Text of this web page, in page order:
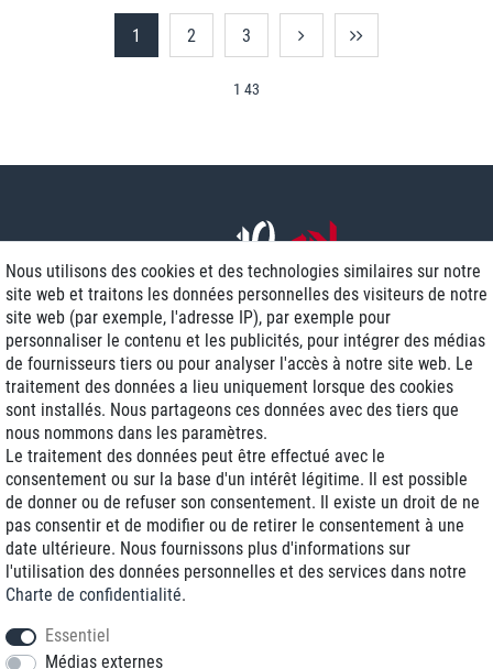
1 2 3
1 43
Livraison J+1
Frais d'expédition réduits
Reconditionnée avec garantie
+33 1 70 99 07 94 *
Nous utilisons des cookies et des technologies similaires sur notre
site web et traitons les données personnelles des visiteurs de notre
site web (par exemple, l'adresse IP), par exemple pour
personnaliser le contenu et les publicités, pour intégrer des médias
de fournisseurs tiers ou pour analyser l'accès à notre site web. Le
traitement des données a lieu uniquement lorsque des cookies
sont installés. Nous partageons ces données avec des tiers que
nous nommons dans les paramètres.
Le traitement des données peut être effectué avec le
consentement ou sur la base d'un intérêt légitime. Il est possible
de donner ou de refuser son consentement. Il existe un droit de ne
pas consentir et de modifier ou de retirer le consentement à une
date ultérieure. Nous fournissons plus d'informations sur
l'utilisation des données personnelles et des services dans notre
Charte de confidentialité.
Essentiel
Médias externes